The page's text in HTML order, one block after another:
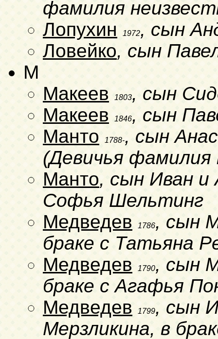
фамилия
Лопухин
1972, сын
Ловейко, сын
M
Макеев
1803, сын
Макеев
1846, сын
Манто
1788-, сын
(Девичья фамилия
Манто, сын Иван и
Софья Шельтинг
Медведев
1786, сын
браке с Татьяна
Медведев
1790, сын
браке с Агафья
Медведев
1799, сын
Мерзликина, в